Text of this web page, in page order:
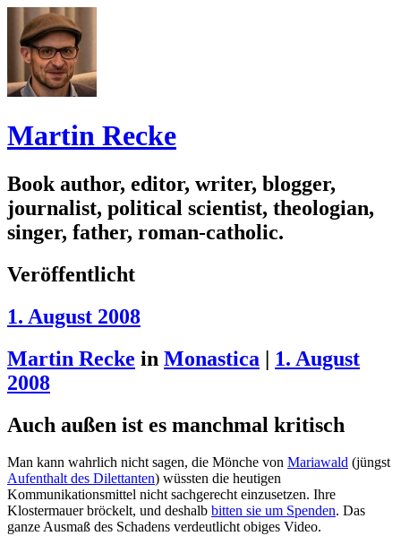
Martin Recke
Book author, editor, writer, blogger,
journalist, political scientist, theologian,
singer, father, roman-catholic.
Veröffentlicht
1. August 2008
Martin Recke in Monastica | 1. August
2008
Auch außen ist es manchmal kritisch
Man kann wahrlich nicht sagen, die Mönche von Mariawald (jüngst
Aufenthalt des Dilettanten) wüssten die heutigen
Kommunikationsmittel nicht sachgerecht einzusetzen. Ihre
Klostermauer bröckelt, und deshalb bitten sie um Spenden. Das
ganze Ausmaß des Schadens verdeutlicht obiges Video.